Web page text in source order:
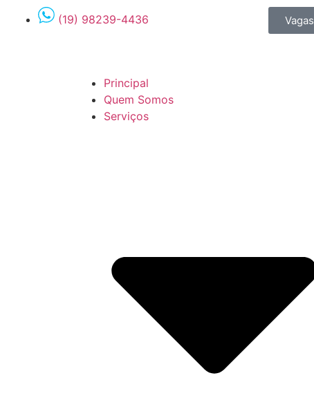
(19) 98239-4436 Vagas
Principal
Quem Somos
Serviços